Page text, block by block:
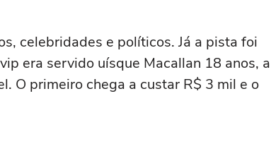
celebridades e políticos. Já a pista foi
era servido uísque Macallan 18 anos, a
O primeiro chega a custar R$ 3 mil e o